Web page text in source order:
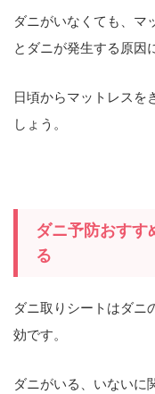
ダニがいなくても、マ
とダニが発生する原因
日頃からマットレスを
しょう。
ダニ予防おすす
る
ダニ取りシートはダニ
効です。
ダニがいる、いないに